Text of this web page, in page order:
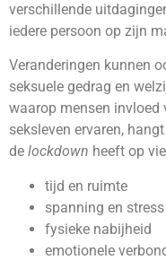
verschillende
iedere persoon op zijn
Veranderingen kunnen
seksuele gedrag en
waarop mensen invloed
seksleven ervaren,
de lockdown heeft op
tijd en ruimte
spanning en stress
fysieke nabijheid
emotionele